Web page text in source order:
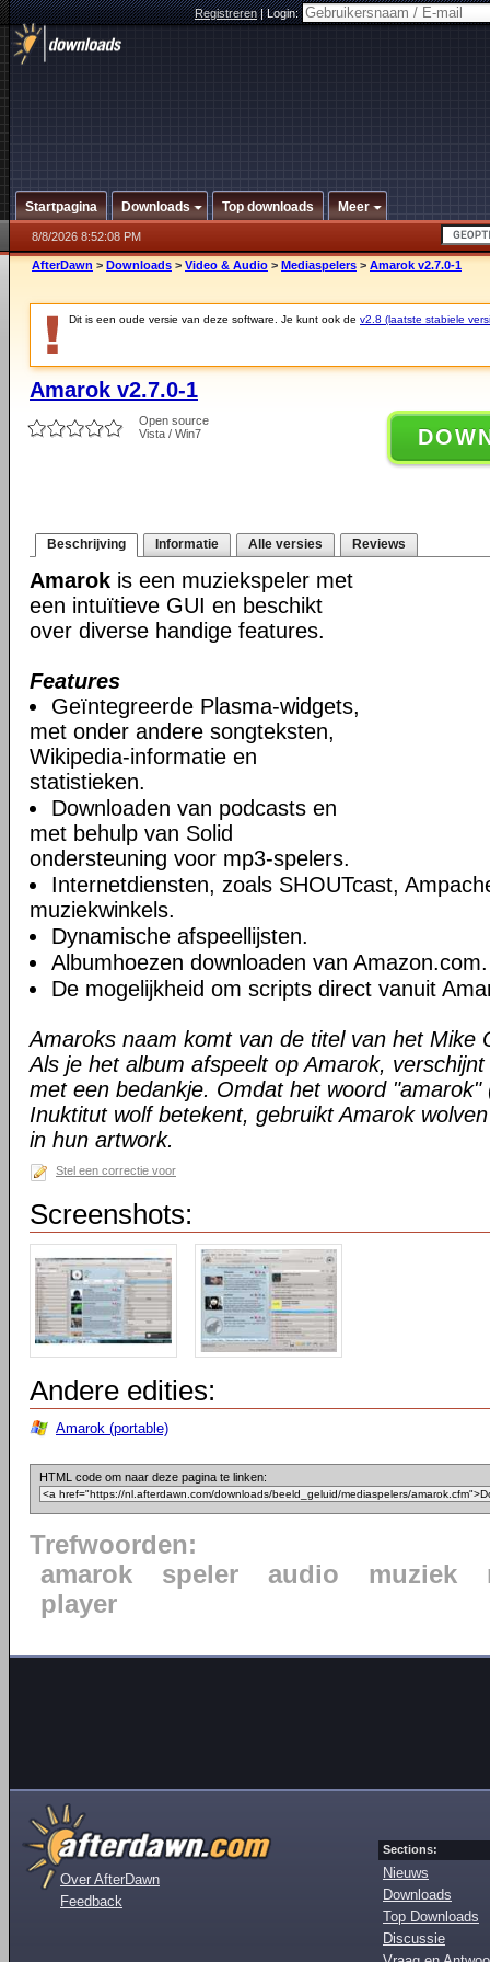
Registreren|Login:
Startpagina Downloads Top downloads Meer
8/8/2026 8:52:08 PM
AfterDawn > Downloads > Video & Audio > Mediaspelers > Amarok v2.7.0-1
Dit is een oude versie van deze software. Je kunt ook de v2.8 (laatste stabiele
Amarok v2.7.0-1
Open source
Vista / Win7
Beschrijving Informatie Alle versies Reviews
Amarok is een muziekspeler met
een intuïtieve GUI en beschikt
over diverse handige features.
Features
Geïntegreerde Plasma-widgets,
met onder andere songteksten,
Wikipedia-informatie en
statistieken.
Downloaden van podcasts en
met behulp van Solid
ondersteuning voor mp3-spelers.
Internetdiensten, zoals SHOUTcast,
muziekwinkels.
Dynamische afspeellijsten.
Albumhoezen downloaden van Amazon.com.
De mogelijkheid om scripts direct vanuit
Amaroks naam komt van de titel van het Mike
Als je het album afspeelt op Amarok,
met een bedankje. Omdat het woord
Inuktitut wolf betekent, gebruikt Amarok
in hun artwork.
Stel een correctie voor
Screenshots:
Andere edities:
Amarok (portable)
HTML code om naar deze pagina te linken:
Trefwoorden:
amarok
speler audio muziek
player
Over AfterDawn
Feedback
Sections:
Nieuws
Downloads
Top Downloads
Discussie